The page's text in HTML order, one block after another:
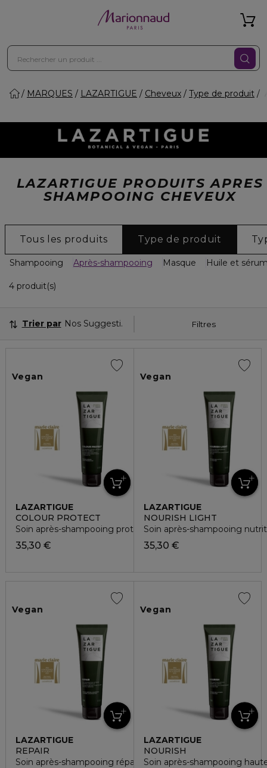
MARQUES LAZARTIGUE Cheveux Type de produit
LAZARTIGUE PRODUITS APRES
SHAMPOOING CHEVEUX
Tous les produits Type de produit
Shampooing Après-shampooing Masque Huile et
4 produit(s)
Filtres
Trier par Nos Suggestions
Vegan
LAZARTIGUE
COLOUR PROTECT
Soin après-shampooing protection couleur
35,30 €
Vegan
LAZARTIGUE
NOURISH LIGHT
Soin après-shampooing
35,30 €
Vegan
LAZARTIGUE
REPAIR
Soin après-shampooing réparation intense
Vegan
LAZARTIGUE
NOURISH
Soin après-shampooing